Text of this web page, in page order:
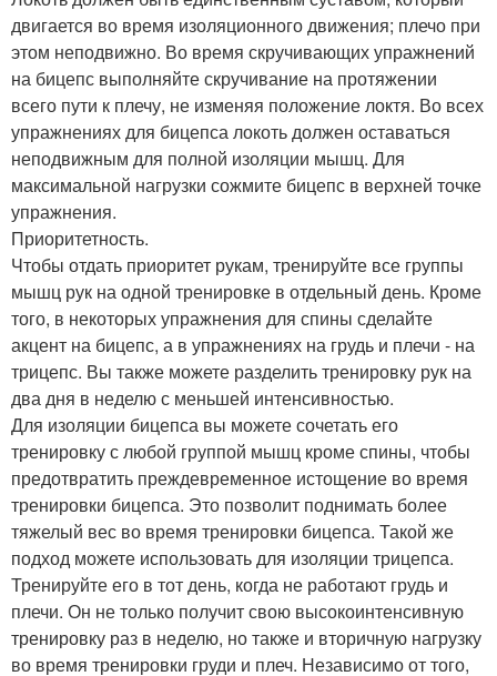
двигается во время изоляционного движения; плечо при
этом неподвижно. Во время скручивающих упражнений
на бицепс выполняйте скручивание на протяжении
всего пути к плечу, не изменяя положение локтя. Во всех
упражнениях для бицепса локоть должен оставаться
неподвижным для полной изоляции мышц. Для
максимальной нагрузки сожмите бицепс в верхней точке
упражнения.
Приоритетность.
Чтобы отдать приоритет рукам, тренируйте все группы
мышц рук на одной тренировке в отдельный день. Кроме
того, в некоторых упражнения для спины сделайте
акцент на бицепс, а в упражнениях на грудь и плечи - на
трицепс. Вы также можете разделить тренировку рук на
два дня в неделю с меньшей интенсивностью.
Для изоляции бицепса вы можете сочетать его
тренировку с любой группой мышц кроме спины, чтобы
предотвратить преждевременное истощение во время
тренировки бицепса. Это позволит поднимать более
тяжелый вес во время тренировки бицепса. Такой же
подход можете использовать для изоляции трицепса.
Тренируйте его в тот день, когда не работают грудь и
плечи. Он не только получит свою высокоинтенсивную
тренировку раз в неделю, но также и вторичную нагрузку
во время тренировки груди и плеч. Независимо от того,